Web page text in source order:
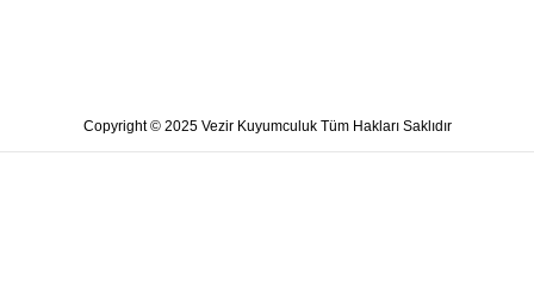
Copyright © 2025 Vezir Kuyumculuk Tüm Hakları Saklıdır